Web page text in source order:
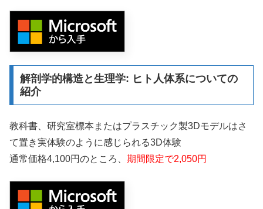
解剖学的構造と生理学: ヒト人体系についての
紹介
教科書、研究室標本またはプラスチック製3Dモデルはさ
て置き実体験のように感じられる3D体験
通常価格4,100円のところ、 期間限定で2,050円